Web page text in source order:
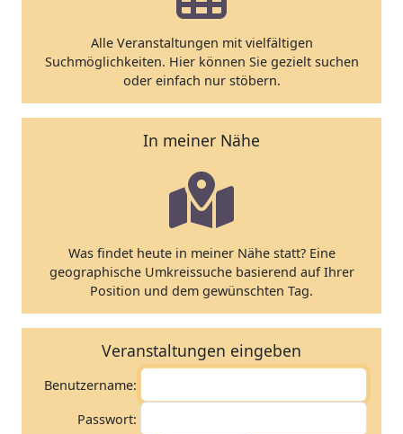
Alle Veranstaltungen mit vielfältigen
Suchmöglichkeiten. Hier können Sie gezielt suchen
oder einfach nur stöbern.
In meiner Nähe
Was findet heute in meiner Nähe statt? Eine
geographische Umkreissuche basierend auf Ihrer
Position und dem gewünschten Tag.
Veranstaltungen eingeben
Benutzername:
Passwort: